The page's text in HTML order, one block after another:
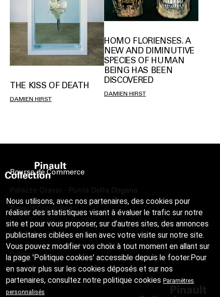
THE KISS OF DEATH
DAMIEN HIRST
HOMO FLORIENSES. A
NEW AND DIMINUTIVE
SPECIES OF HUMAN
BEING HAS BEEN
DISCOVERED
DAMIEN HIRST
Bourse de Commerce
Palazzo Grassi - Punta Della Dogana
Pinault Collection
Crédits
Nous utilisons, avec nos partenaires, des cookies pour
réaliser des statistiques visant à évaluer le trafic sur notre
site et pour vous proposer, sur d’autres sites, des annonces
publicitaires ciblées en lien avec votre visite sur notre site.
Vous pouvez modifier vos choix à tout moment en allant sur
la page 'Politique cookies' accessible depuis le footer.Pour
en savoir plus sur les cookies déposés et sur nos
partenaires, consultez notre politique cookies Paramètres
personnalisés